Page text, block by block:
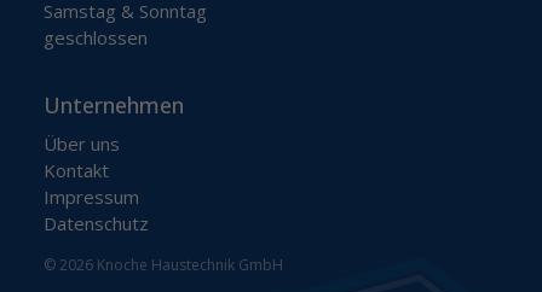
Samstag & Sonntag
geschlossen
Unternehmen
Über uns
Kontakt
Impressum
Datenschutz
© 2026 Knoche Haustechnik GmbH